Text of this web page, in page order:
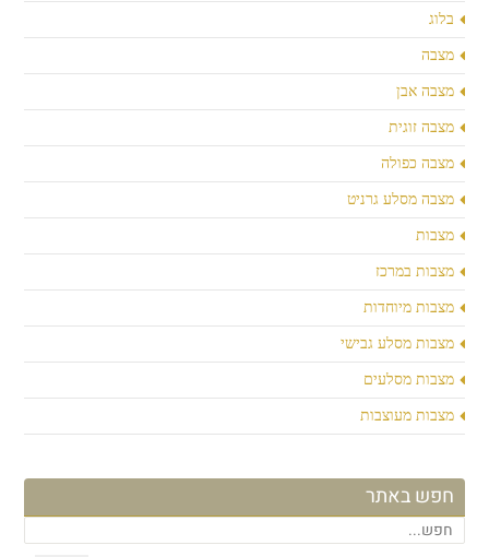
בלוג
מצבה
מצבה אבן
מצבה זוגית
מצבה כפולה
מצבה מסלע גרניט
מצבות
מצבות במרכז
מצבות מיוחדות
מצבות מסלע גבישי
מצבות מסלעים
מצבות מעוצבות
חפש באתר